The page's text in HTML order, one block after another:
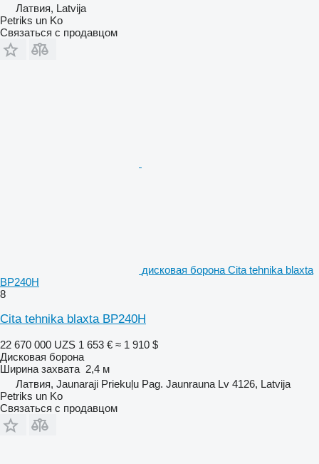
Латвия, Latvija
Petriks un Ko
Связаться с продавцом
дисковая борона Cita tehnika blaxta
BP240H
8
Cita tehnika blaxta BP240H
22 670 000 UZS 1 653 € ≈ 1 910 $
Дисковая борона
Ширина захвата 2,4 м
Латвия, Jaunaraji Priekuļu Pag. Jaunrauna Lv 4126, Latvija
Petriks un Ko
Связаться с продавцом